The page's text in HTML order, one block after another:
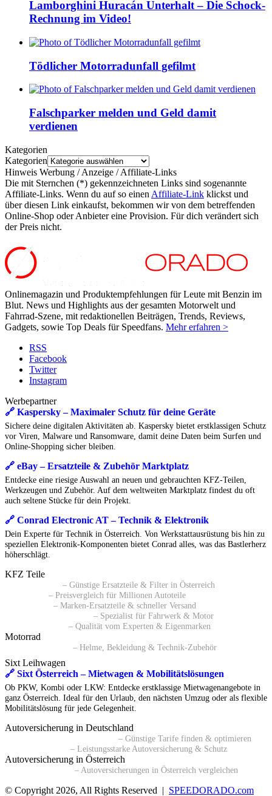
Lamborghini Huracán Unterhalt – Die Schock-
Rechnung im Video!
Tödlicher Motorradunfall gefilmt
Falschparker melden und Geld damit
verdienen
Kategorien
Kategorien
Hinweis Werbung / Anzeige / Affiliate-Links
Die mit Sternchen (*) gekennzeichneten Links sind sogenannte
Affiliate-Links. Wenn du auf so einen Affiliate-Link klickst und
über diesen Link einkaufst, bekommen wir von dem betreffenden
Online-Shop oder Anbieter eine Provision. Für dich verändert sich
der Preis nicht.
Onlinemagazin und Produktempfehlungen für Leute mit Benzin im
Blut. News und Highlights aus der gesamten Motorwelt und
Fahrrad-Szene, mit redaktionellen Beiträgen, Trends, Reviews,
Gadgets, sowie Top Deals für Speedfans. Mehr erfahren >
RSS
Facebook
Twitter
Instagram
Werbepartner
🔗 Kaspersky – Maximaler Schutz für deine Geräte
Sichere deine digitalen Aktivitäten ab. Kaspersky bietet erstklassigen Schutz
vor Viren, Malware und Ransomware, damit deine Daten beim Surfen und
Online-Shopping sicher bleiben.
🔗 eBay – Ersatzteile & Zubehör Marktplatz
Entdecke eine riesige Auswahl an neuen und gebrauchten KFZ-Teilen,
Werkzeugen und Zubehör. Auf dem weltweiten Marktplatz findest du oft
auch seltene Stücke für dein Projekt.
🔗 Conrad Electronic AT – Technik & Elektronik
Dein Experte für Technik in Österreich. Von Werkstattausrüstung bis hin zu
speziellen Elektronik-Komponenten bietet Conrad alles, was das Bastlerherz
höherschlägt.
KFZ Teile
– Günstige Ersatzteile & Filter in Österreich
– Preisvergleich für Millionen Autoteile
– Marken-Ersatzteile & schneller Versand
– Spezialist für Fahrwerk & Motor
– Qualität vom Experten & Eigenmarken
Motorrad
– Helme, Bekleidung & Technik-Zubehör
Sixt Leihwagen
🔗 Sixt Österreich – Mietwagen & Mobilitätslösungen
Ob PKW, Kombi oder LKW: Entdecke erstklassige Mietwagenangebote in
ganz Österreich. Ideal für den Urlaub, den nächsten Umzug oder als flexible
Mobilitätslösung für jede Gelegenheit.
Autoversicherung in Deutschland
– Günstige Tarife finden & optimieren
– Leistungsstarke Autoversicherung & Schutz
Autoversicherung in Österreich
– Autoversicherungen in Österreich vergleichen
© Copyright 2026, All Rights Reserved | SPEEDORADO.com